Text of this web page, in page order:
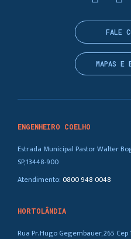
ENGENHEIRO COELHO
Estrada Municipal Pastor Walter
SP, 13448-900
Atendimento:0800 948 0048
HORTOLÂNDIA
Rua Pr. Hugo Gegembauer, 265
FALE
MAPAS E